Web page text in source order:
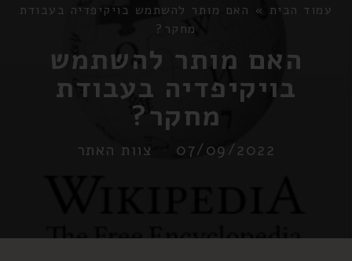
עמוד הבית » האם מותר להשתמש בויקיפדיה בעבודת
מחקר?
האם מותר להשתמש
בויקיפדיה בעבודת
מחקר?
07/09/2022 צוות האתר